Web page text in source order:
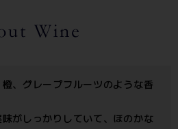
、グレープフルーツのような香
がしっかりしていて、ほのかな